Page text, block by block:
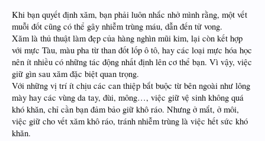
Khi bạn quyết định xăm, bạn phải luôn nhắc nhở mình rằng, một vết
muỗi đốt cũng có thể gây nhiễm trùng máu, dẫn đến tử vong.
Xăm là thủ thuật làm đẹp của hàng nghìn mũi kim, lại còn kết hợp
với mực Tàu, màu pha từ than đốt lốp ô tô, hay các loại mực hóa học
nên ít nhiều có những tác động nhất định lên cơ thể bạn. Vì vậy, việc
giữ gìn sau xăm đặc biệt quan trọng.
Với những vị trí ít chịu các can thiệp bắt buộc từ bên ngoài như lông
mày hay các vùng da tay, đùi, mông…, việc giữ vệ sinh không quá
khó khăn, chỉ cần bạn đảm bảo giữ khô ráo. Nhưng ở mắt, ở môi,
việc giữ cho vết xăm khô ráo, tránh nhiễm trùng là việc hết sức khó
khăn.